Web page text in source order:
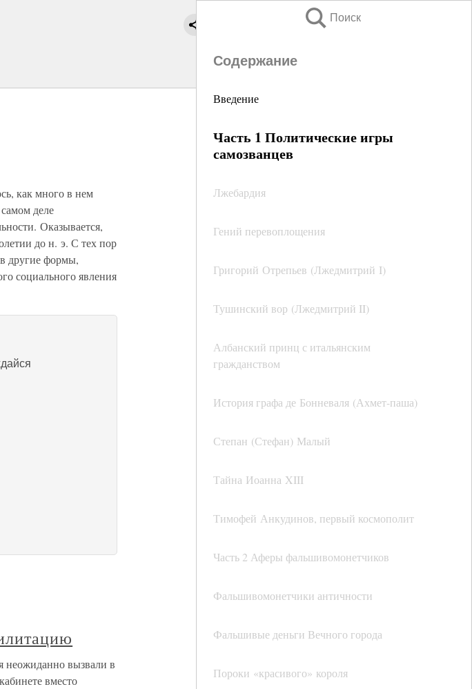
Поиск
Содержание
Введение
Часть 1 Политические игры
самозванцев
Лжебардия
Гений перевоплощения
Григорий Отрепьев (Лжедмитрий I)
Тушинский вор (Лжедмитрий II)
Албанский принц с итальянским
гражданством
История графа де Бонневаля (Ахмет-паша)
Степан (Стефан) Малый
Тайна Иоанна XIII
Тимофей Анкудинов, первый космополит
Часть 2 Аферы фальшивомонетчиков
Фальшивомонетчики античности
Фальшивые деньги Вечного города
Пороки «красивого» короля
как много в нем
деле
Оказывается,
до н. э. С тех пор
другие формы,
социального явления
неожиданно вызвали в
вместо